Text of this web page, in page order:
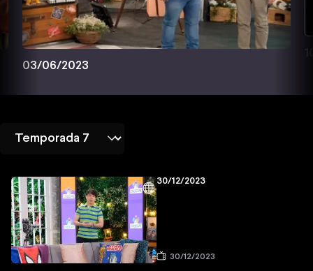
03/06/2023
30/12/2023
30/12/2023